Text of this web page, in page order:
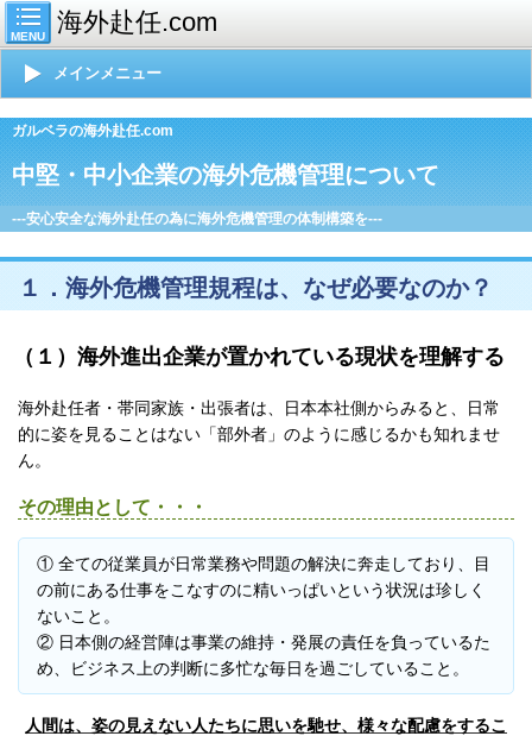
MENU 海外赴任.com
メインメニュー
ガルベラの海外赴任.com
中堅・中小企業の海外危機管理について
---安心安全な海外赴任の為に海外危機管理の体制構築を---
１．海外危機管理規程は、なぜ必要なのか？
（１）海外進出企業が置かれている現状を理解する
海外赴任者・帯同家族・出張者は、日本本社側からみると、日常
的に姿を見ることはない「部外者」のように感じるかも知れませ
ん。
その理由として・・・
① 全ての従業員が日常業務や問題の解決に奔走しており、目
の前にある仕事をこなすのに精いっぱいという状況は珍しく
ないこと。
② 日本側の経営陣は事業の維持・発展の責任を負っているた
め、ビジネス上の判断に多忙な毎日を過ごしていること。
人間は、姿の見えない人たちに思いを馳せ、様々な配慮をするこ